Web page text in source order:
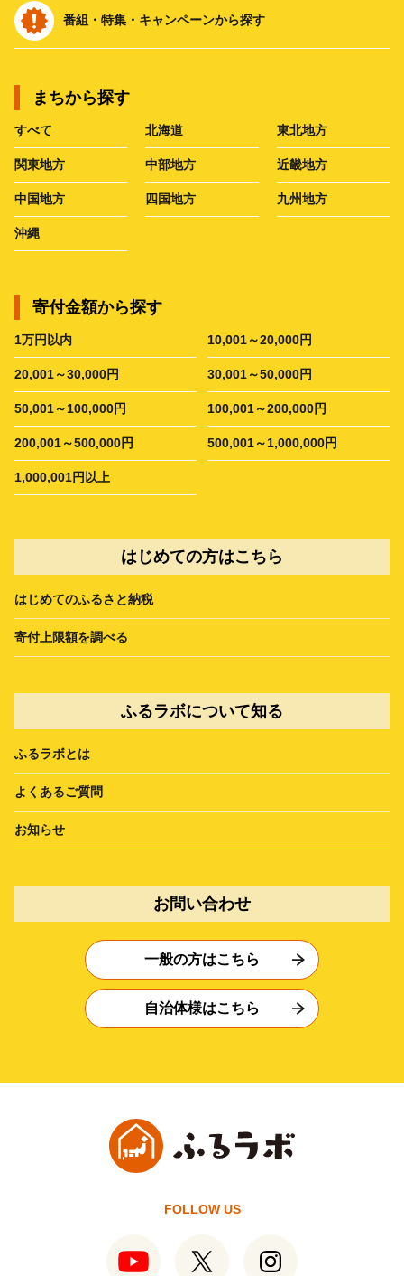
番組・特集・キャンペーンから探す
まちから探す
すべて 北海道 東北地方
関東地方 中部地方 近畿地方
中国地方 四国地方 九州地方
沖縄
寄付金額から探す
1万円以内 10,001～20,000円
20,001～30,000円 30,001～50,000円
50,001～100,000円 100,001～200,000円
200,001～500,000円 500,001～1,000,000円
1,000,001円以上
はじめての方はこちら
はじめてのふるさと納税
寄付上限額を調べる
ふるラボについて知る
ふるラボとは
よくあるご質問
お知らせ
お問い合わせ
一般の方はこちら
自治体様はこちら
FOLLOW US